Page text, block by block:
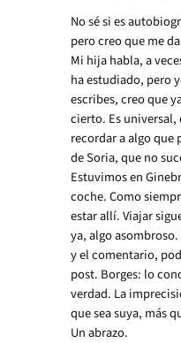
No sé si es
pero creo que me
Mi hija habla, a
ha estudiado, pero
escribes, creo que
cierto. Es universal,
recordar a algo que
de Soria, que no
Estuvimos en
coche. Como
estar allí. Viajar
ya, algo
y el comentario,
post. Borges: lo
verdad. La
que sea suya, más
Un abrazo.